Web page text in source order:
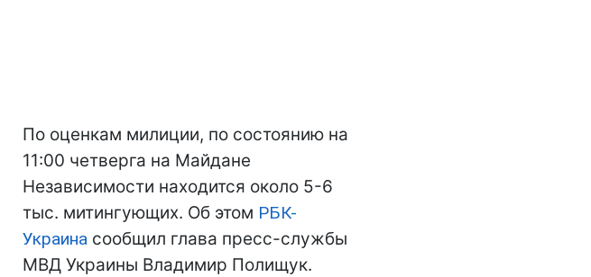
По оценкам милиции, по состоянию на
11:00 четверга на Майдане
Независимости находится около 5-6
тыс. митингующих. Об этом РБК-
Украина сообщил глава пресс-службы
МВД Украины Владимир Полищук.